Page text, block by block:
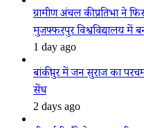
ग्रामीण अंचल की प्रतिभा ने
मुजफ्फरपुर विश्वविद्यालय में
1 day ago
बांकीपुर में जन सुराज का
सेंध
2 days ago